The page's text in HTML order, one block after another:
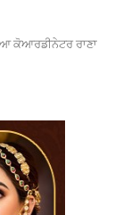
ਕੋਆਰਡੀਨੇਟਰ ਰਾਣਾ